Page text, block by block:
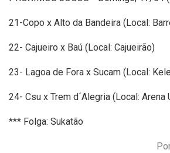
21-Copo x Alto da Bandeira (Local:
22- Cajueiro x Baú (Local: Cajueirão)
23- Lagoa de Fora x Sucam (Local:
24- Csu x Trem d´Alegria (Local: Arena
*** Folga: Sukatão